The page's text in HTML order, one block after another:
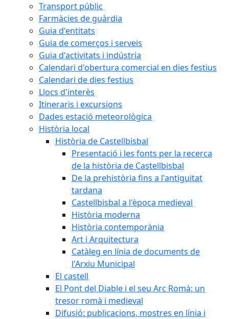
Transport públic
Farmàcies de guàrdia
Guia d'entitats
Guia de comerços i serveis
Guia d'activitats i indústria
Calendari d'obertura comercial en dies festius
Calendari de dies festius
Llocs d'interès
Itineraris i excursions
Dades estació meteorològica
Història local
Història de Castellbisbal
Presentació i les fonts per la recerca
de la història de Castellbisbal
De la prehistòria fins a l'antiguitat
tardana
Castellbisbal a l'època medieval
Història moderna
Història contemporània
Art i Arquitectura
Catàleg en línia de documents de
l'Arxiu Municipal
El castell
El Pont del Diable i el seu Arc Romà: un
tresor romà i medieval
Difusió: publicacions, mostres en línia i